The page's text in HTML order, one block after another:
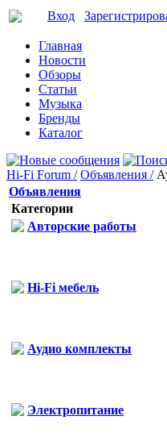
Вход
Главная
Новости
Обзоры
Статьи
Музыка
Бренды
Каталог
Hi-Fi Forum / Объявления /
Объявления
Категории
Авторские работы
Hi-Fi мебель
Аудио комплекты
Электропитание